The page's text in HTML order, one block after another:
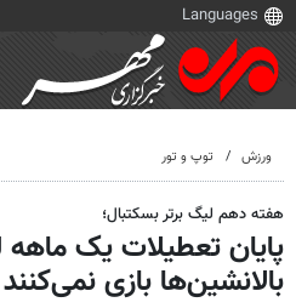
ورزش توپ و تور
هفته دهم لیگ برتر بسکتبال؛
پایان تعطیلات یک ماهه
بالانشین‌ها بازی نمی‌کنند